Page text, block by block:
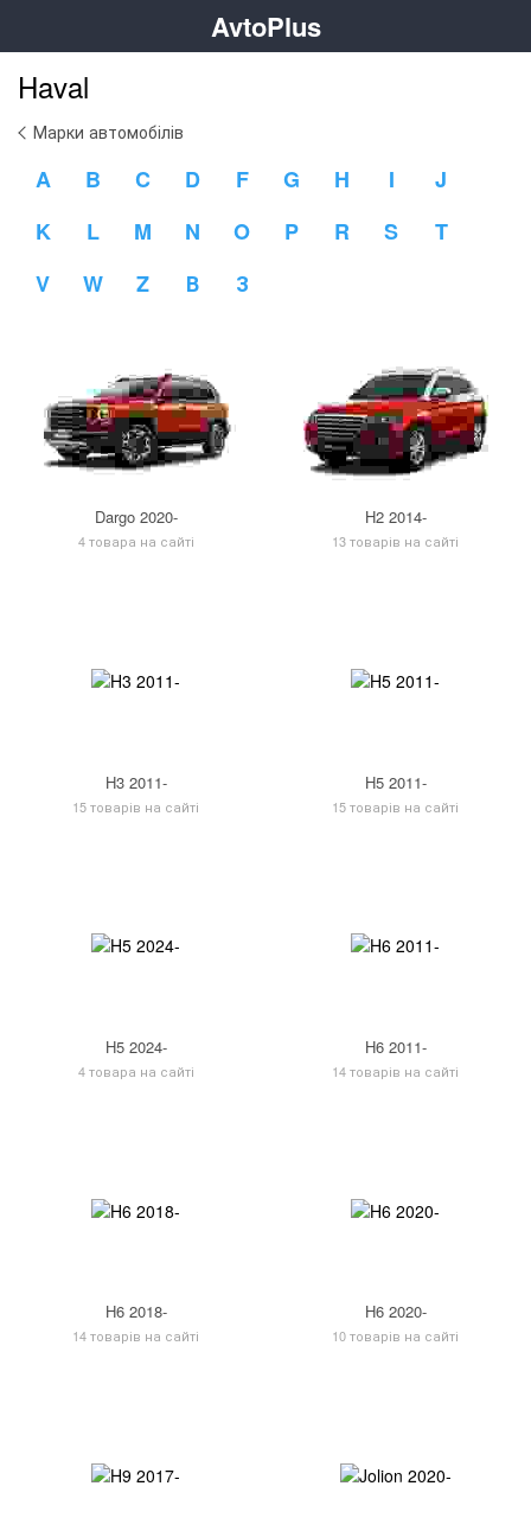
AvtoPlus
Haval
Марки автомобілів
A B C D F G H I
J
K
L M N O P R S
T
V
W Z В З
Dargo 2020-
4 товара на сайті
H2 2014-
13 товарів на сайті
H3 2011-
15 товарів на сайті
H5 2011-
15 товарів на сайті
H5 2024-
4 товара на сайті
H6 2011-
14 товарів на сайті
H6 2018-
14 товарів на сайті
H6 2020-
10 товарів на сайті